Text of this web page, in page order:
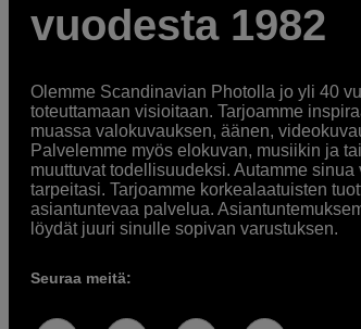
vuodesta 1982
Olemme Scandinavian Photolla jo yli 40
toteuttamaan visioitaan. Tarjoamme
muassa valokuvauksen, äänen,
Palvelemme myös elokuvan, musiikin ja
muuttuvat todellisuudeksi. Autamme
tarpeitasi. Tarjoamme korkealaatuisten
asiantuntevaa palvelua.
löydät juuri sinulle sopivan varustuksen.
Seuraa meitä: